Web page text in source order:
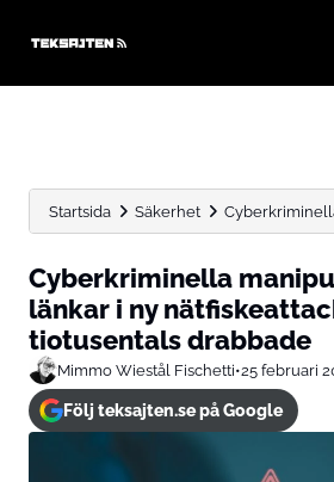
Startsida Säkerhet
Cyberkriminella
länkar i ny
tiotusentals drabbade
Mimmo Wiestål Fischetti•25 februari
Följ teksajten.se på Google